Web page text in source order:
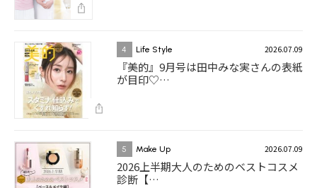
4 Life Style 2026.07.09
『美的』9月号は田中みな実さんの表紙
が目印♡…
5 Make Up 2026.07.09
2026上半期大人のためのベストコスメ
診断【…